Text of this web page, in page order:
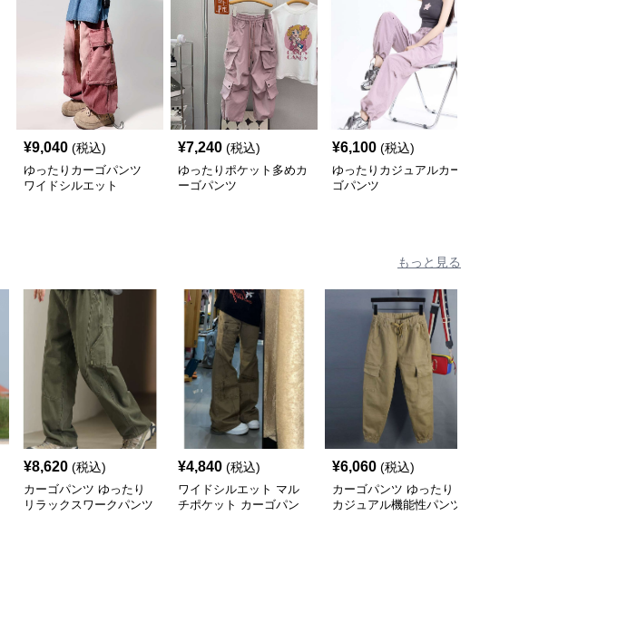
¥9,040 (税込)
ゆったりカーゴパンツ
ワイドシルエット
¥7,240 (税込)
ゆったりポケット多めカ
ーゴパンツ
¥6,100 (税込)
ゆったりカジュアルカー
ゴパンツ
もっと見る
¥8,620 (税込)
カーゴパンツ ゆったり
リラックスワークパンツ
¥4,840 (税込)
ワイドシルエット マル
チポケット カーゴパン
¥6,060 (税込)
カーゴパンツ ゆったり
カジュアル機能性パンツ